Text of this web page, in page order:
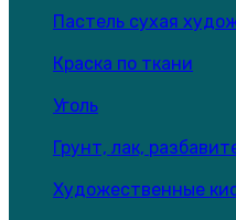
Пастель сухая
Краска по ткани
Уголь
Грунт, лак,
Художественные